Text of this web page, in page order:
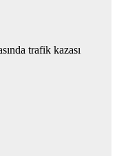
trafik kazası